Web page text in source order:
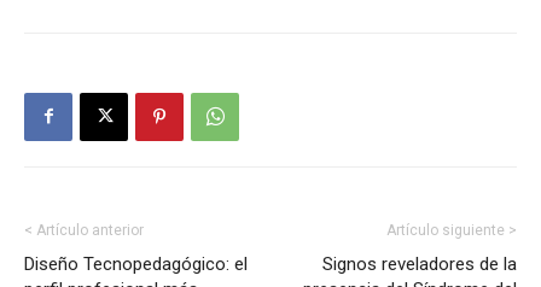
< Artículo anterior
Diseño Tecnopedagógico: el
Artículo siguiente >
Signos reveladores de la